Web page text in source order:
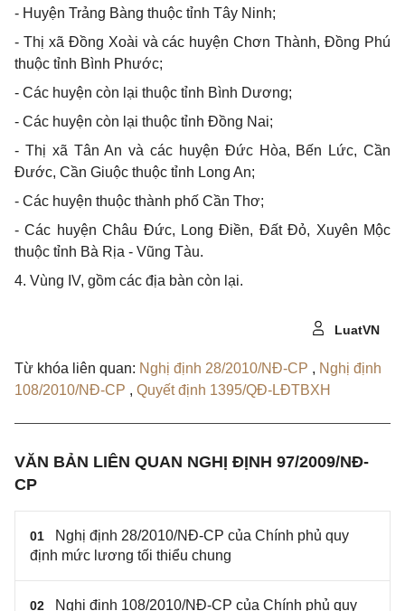
- Huyện Trảng Bàng thuộc tỉnh Tây Ninh;
- Thị xã Đồng Xoài và các huyện Chơn Thành, Đồng Phú
thuộc tỉnh Bình Phước;
- Các huyện còn lại thuộc tỉnh Bình Dương;
- Các huyện còn lại thuộc tỉnh Đồng Nai;
- Thị xã Tân An và các huyện Đức Hòa, Bến Lức, Cần
Đước, Cần Giuộc thuộc tỉnh Long An;
- Các huyện thuộc thành phố Cần Thơ;
- Các huyện Châu Đức, Long Điền, Đất Đỏ, Xuyên Mộc
thuộc tỉnh Bà Rịa - Vũng Tàu.
4. Vùng IV, gồm các địa bàn còn lại.
LuatVN
Từ khóa liên quan: Nghị định 28/2010/NĐ-CP , Nghị định
108/2010/NĐ-CP , Quyết định 1395/QĐ-LĐTBXH
VĂN BẢN LIÊN QUAN NGHỊ ĐỊNH 97/2009/NĐ-
CP
01
Nghị định 28/2010/NĐ-CP của Chính phủ quy
định mức lương tối thiểu chung
02 Nghị định 108/2010/NĐ-CP của Chính phủ quy